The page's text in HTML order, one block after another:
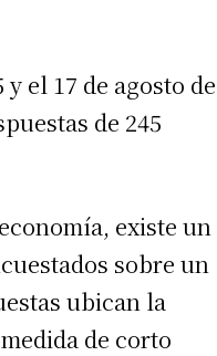
el 17 de agosto de
de 245
existe un
sobre un
ubican la
de corto